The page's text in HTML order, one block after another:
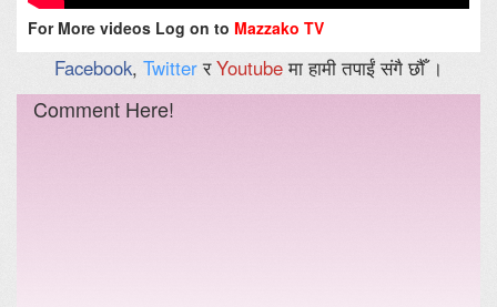
For More videos Log on to Mazzako TV
Facebook, TwitterरYoutubeमा हामी तपाईं संगै छौँ ।
Comment Here!